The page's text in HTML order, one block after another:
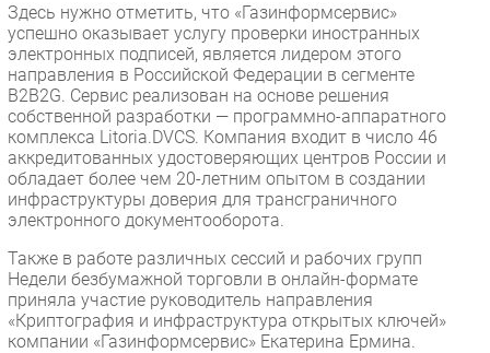
Здесь нужно отметить, что «Газинформсервис»
успешно оказывает услугу проверки иностранных
электронных подписей, является лидером этого
направления в Российской Федерации в сегменте
B2B2G. Сервис реализован на основе решения
собственной разработки — программно-аппаратного
комплекса Litoria.DVCS. Компания входит в число 46
аккредитованных удостоверяющих центров России и
обладает более чем 20-летним опытом в создании
инфраструктуры доверия для трансграничного
электронного документооборота.
Также в работе различных сессий и рабочих групп
Недели безбумажной торговли в онлайн-формате
приняла участие руководитель направления
«Криптография и инфраструктура открытых ключей»
компании «Газинформсервис» Екатерина Ермина.